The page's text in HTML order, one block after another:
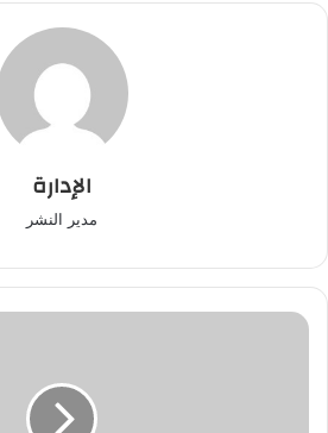
الإدارة
مدير النشر
مصرع